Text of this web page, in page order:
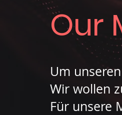
Our
Um
Wir wollen
Für unsere